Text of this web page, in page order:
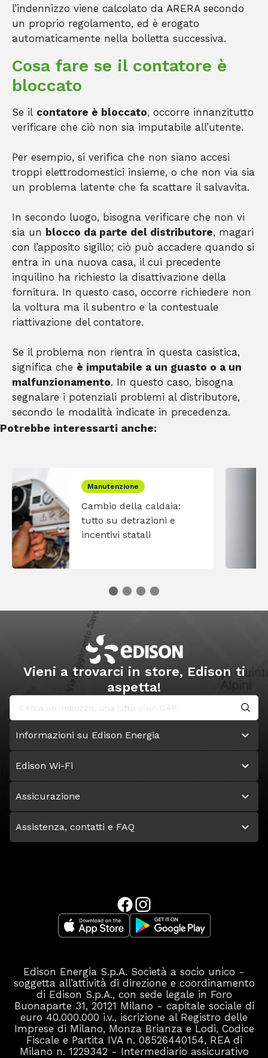
l’indennizzo viene calcolato da ARERA secondo
un proprio regolamento, ed è erogato
automaticamente nella bolletta successiva.
Cosa fare se il contatore è
bloccato
Se il contatore è bloccato, occorre innanzitutto
verificare che ciò non sia imputabile all’utente.
Per esempio, si verifica che non siano accesi
troppi elettrodomestici insieme, o che non via sia
un problema latente che fa scattare il salvavita.
In secondo luogo, bisogna verificare che non vi
sia un blocco da parte del distributore, magari
con l’apposito sigillo; ciò può accadere quando si
entra in una nuova casa, il cui precedente
inquilino ha richiesto la disattivazione della
fornitura. In questo caso, occorre richiedere non
la voltura ma il subentro e la contestuale
riattivazione del contatore.
Se il problema non rientra in questa casistica,
significa che è imputabile a un guasto o a un
malfunzionamento. In questo caso, bisogna
segnalare i potenziali problemi al distributore,
secondo le modalità indicate in precedenza.
Potrebbe interessarti anche:
Manutenzione
Cambio della caldaia:
tutto su detrazioni e
incentivi statali
Vieni a trovarci in store, Edison ti
aspetta!
Informazioni su Edison Energia
Edison Wi-Fi
Assicurazione
Assistenza, contatti e FAQ
Edison Energia S.p.A. Società a socio unico -
soggetta all’attività di direzione e coordinamento
di Edison S.p.A., con sede legale in Foro
Buonaparte 31, 20121 Milano - capitale sociale di
euro 40.000.000 i.v., iscrizione al Registro delle
Imprese di Milano, Monza Brianza e Lodi, Codice
Fiscale e Partita IVA n. 08526440154, REA di
Milano n. 1229342 - Intermediario assicurativo